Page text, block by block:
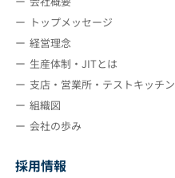
トップメッセージ
経営理念
生産体制・JITとは
支店・営業所・テストキッチン
組織図
会社の歩み
採用情報